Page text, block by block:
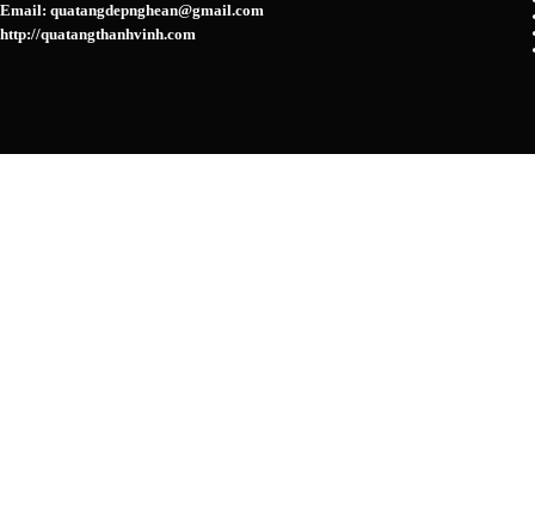
Email: quatangdepnghean@gmail.com
http://quatangthanhvinh.com